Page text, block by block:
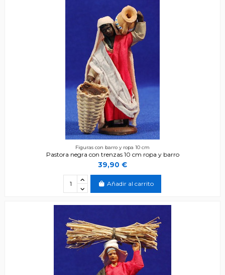
Figuras con barro y ropa 10 cm
Pastora negra con trenzas 10 cm ropa y barro
39,90 €
Añadir al carrito